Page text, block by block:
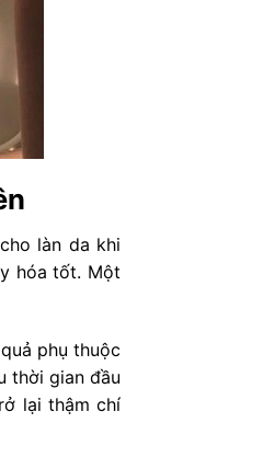
làn da khi
hóa tốt. Một
phụ thuộc
thời gian đầu
lại thậm chí